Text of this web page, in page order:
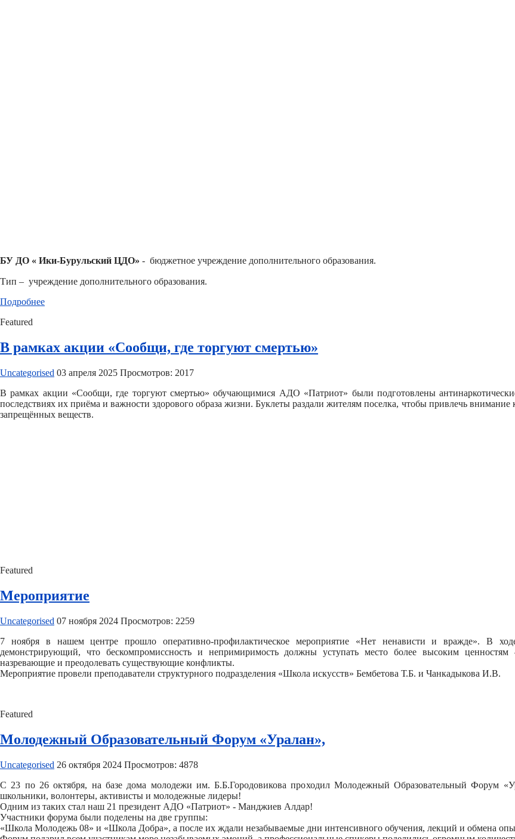
БУ ДО « Ики-Бурульский ЦДО» - бюджетное учреждение дополнительного образования.
Тип – учреждение дополнительного образования.
Подробнее
Featured
В рамках акции «Сообщи, где торгуют смертью»
Uncategorised 03 апреля 2025 Просмотров: 2017
В рамках акции «Сообщи, где торгуют смертью» обучающимися АДО «Патриот» были подготовлены
последствиях их приёма и важности здорового образа жизни. Буклеты раздали жителям поселка, чтобы привлечь
запрещённых веществ.
Featured
Мероприятие
Uncategorised 07 ноября 2024 Просмотров: 2259
7 ноября в нашем центре прошло оперативно-профилактическое мероприятие «Нет ненависти и вражде». В
демонстрирующий, что бескомпромиссность и непримиримость должны уступать место более высоким
назревающие и преодолевать существующие конфликты.
Мероприятие провели преподаватели структурного подразделения «Школа искусств» Бембетова Т.Б. и Чанкадыкова И.В.
Featured
Молодежный Образовательный Форум «Уралан»,
Uncategorised 26 октября 2024 Просмотров: 4878
С 23 по 26 октября, на базе дома молодежи им. Б.Б.Городовикова проходил Молодежный Образовательный Форум
школьники, волонтеры, активисты и молодежные лидеры!
Одним из таких стал наш 21 президент АДО «Патриот» - Манджиев Алдар!
Участники форума были поделены на две группы:
«Школа Молодежь 08» и «Школа Добра», а после их ждали незабываемые дни интенсивного обучения, лекций и обмена